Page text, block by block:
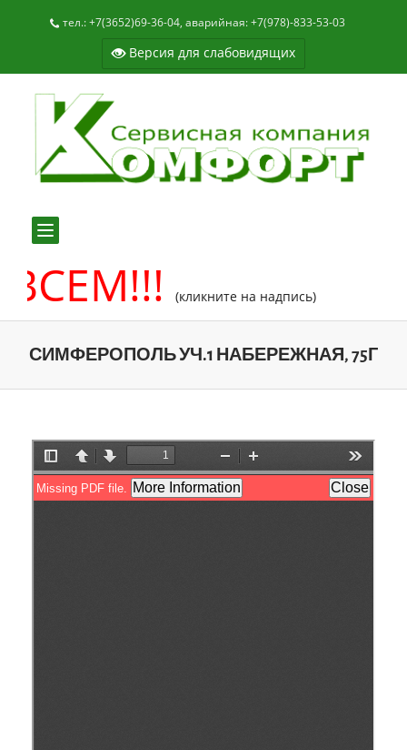
тел.: +7(3652)69-36-04, аварийная: +7(978)-833-53-03
Версия для слабовидящих
Toggle
navigation
(кликните на надпись)
СИМФЕРОПОЛЬ УЧ.1 НАБЕРЕЖНАЯ, 75Г